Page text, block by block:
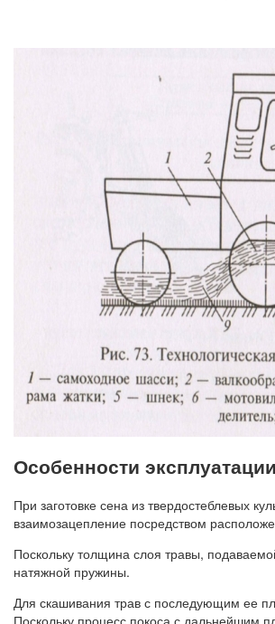
Особенности эксплуатации
При заготовке сена из твердостеблевых
взаимозацепление посредством
Поскольку толщина слоя травы,
натяжной пружины.
Для скашивания трав с последующим ее
Поскольку процесс покоса с дальнейшим